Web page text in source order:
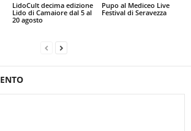
LidoCult decima edizione
Lido di Camaiore dal 5 al
20 agosto
Pupo al Mediceo Live
Festival di Seravezza